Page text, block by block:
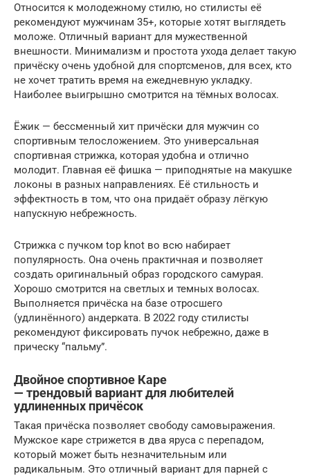
Относится к молодежному стилю, но стилисты её
рекомендуют мужчинам 35+, которые хотят выглядеть
моложе. Отличный вариант для мужественной
внешности. Минимализм и простота ухода делает такую
причёску очень удобной для спортсменов, для всех, кто
не хочет тратить время на ежедневную укладку.
Наиболее выигрышно смотрится на тёмных волосах.
Ёжик — бессменный хит причёски для мужчин со
спортивным телосложением. Это универсальная
спортивная стрижка, которая удобна и отлично
молодит. Главная её фишка — приподнятые на макушке
локоны в разных направлениях. Её стильность и
эффектность в том, что она придаёт образу лёгкую
напускную небрежность.
Стрижка с пучком top knot во всю набирает
популярность. Она очень практичная и позволяет
создать оригинальный образ городского самурая.
Хорошо смотрится на светлых и темных волосах.
Выполняется причёска на базе отросшего
(удлинённого) андерката. В 2022 году стилисты
рекомендуют фиксировать пучок небрежно, даже в
прическу “пальму”.
Двойное спортивное Каре
— трендовый вариант для любителей
удлиненных причёсок
Такая причёска позволяет свободу самовыражения.
Мужское каре стрижется в два яруса с перепадом,
который может быть незначительным или
радикальным. Это отличный вариант для парней с